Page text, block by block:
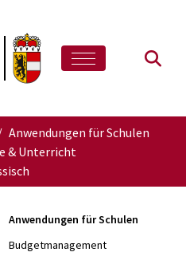
Anwendungen für Schulen
& Unterricht
Anwendungen für Schulen
Budgetmanagement